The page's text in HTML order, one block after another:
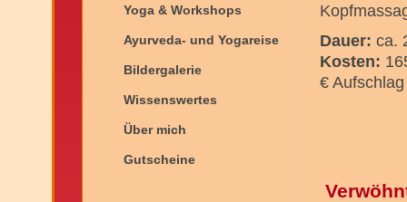
Yoga & Workshops
Ayurveda- und Yogareise
Bildergalerie
Wissenswertes
Über mich
Gutscheine
Dauer: ca.
Kosten:
€ Aufschlag